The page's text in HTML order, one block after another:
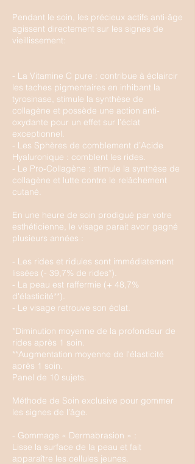
Pendant le soin, les précieux actifs anti-âge
agissent directement sur les signes de
vieillissement:
- La Vitamine C pure : contribue à éclaircir
les taches pigmentaires en inhibant la
tyrosinase, stimule la synthèse de
collagène et possède une action anti-
oxydante pour un effet sur l’éclat
exceptionnel.
- Les Sphères de comblement d’Acide
Hyaluronique : comblent les rides.
- Le Pro-Collagène : stimule la synthèse de
collagène et lutte contre le relâchement
cutané.
En une heure de soin prodigué par votre
esthéticienne, le visage parait avoir gagné
plusieurs années :
- Les rides et ridules sont immédiatement
lissées (- 39,7% de rides*).
- La peau est raffermie (+ 48,7%
d'élasticité**).
- Le visage retrouve son éclat.
*Diminution moyenne de la profondeur de
rides après 1 soin.
**Augmentation moyenne de l'élasticité
après 1 soin.
Panel de 10 sujets.
Méthode de Soin exclusive pour gommer
les signes de l’âge.
- Gommage « Dermabrasion » :
Lisse la surface de la peau et fait
apparaître les cellules jeunes.